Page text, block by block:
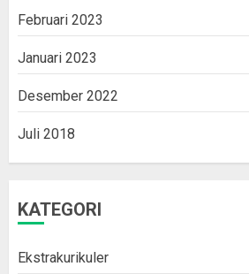
Februari 2023
Januari 2023
Desember 2022
Juli 2018
KATEGORI
Ekstrakurikuler